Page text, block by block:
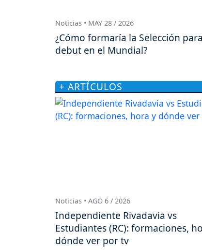
Noticias • MAY 28 / 2026
¿Cómo formaría la Selección
debut en el Mundial?
+ ARTÍCULOS
Noticias • AGO 6 / 2026
Independiente Rivadavia vs
Estudiantes (RC): formaciones,
dónde ver por tv